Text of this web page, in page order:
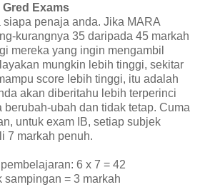
Exams
siapa penaja anda. Jika MARA
kurangnya 35 daripada 45 markah
mereka yang ingin mengambil
mungkin lebih tinggi, sekitar
score lebih tinggi, itu adalah
akan diberitahu lebih terperinci
ubah dan tidak tetap. Cuma
untuk exam IB, setiap subjek
7 markah penuh.
6 x 7 = 42
sampingan = 3 markah